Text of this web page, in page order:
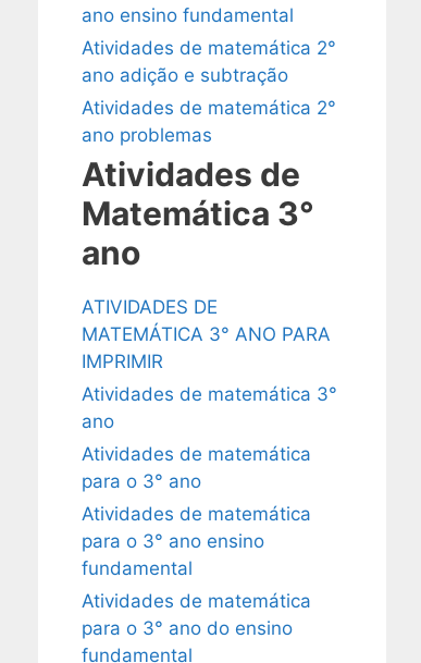
ano ensino fundamental
Atividades de matemática 2°
ano adição e subtração
Atividades de matemática 2°
ano problemas
Atividades de
Matemática 3°
ano
ATIVIDADES DE
MATEMÁTICA 3° ANO PARA
IMPRIMIR
Atividades de matemática 3°
ano
Atividades de matemática
para o 3° ano
Atividades de matemática
para o 3° ano ensino
fundamental
Atividades de matemática
para o 3° ano do ensino
fundamental